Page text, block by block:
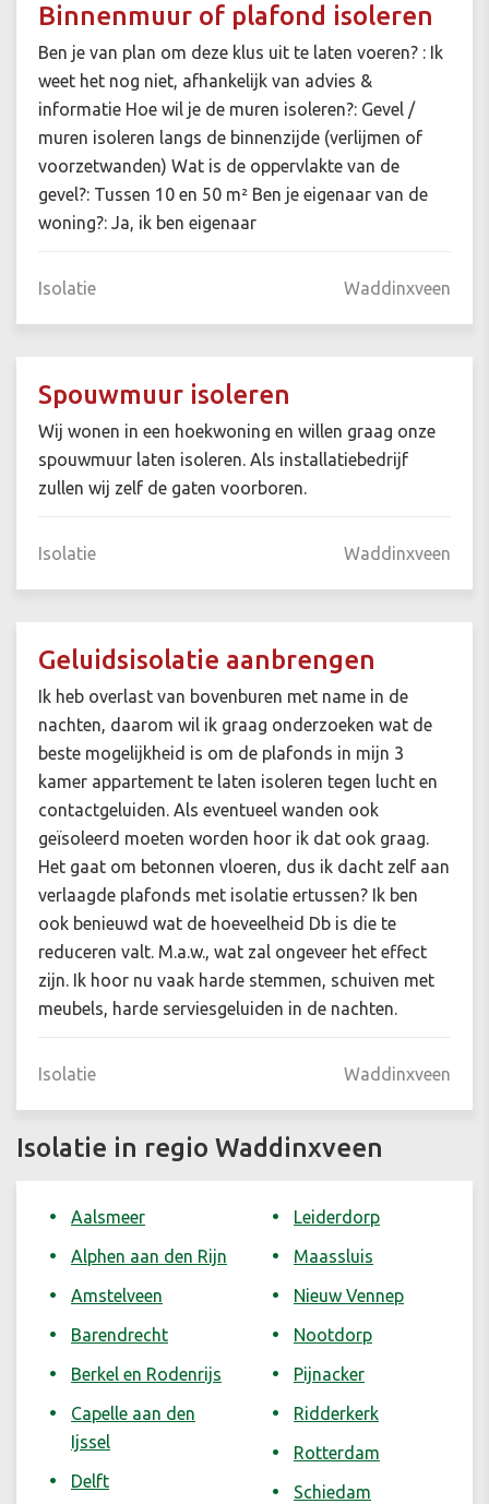
Binnenmuur of plafond isoleren
Ben je van plan om deze klus uit te laten voeren? : Ik
weet het nog niet, afhankelijk van advies &
informatie Hoe wil je de muren isoleren?: Gevel /
muren isoleren langs de binnenzijde (verlijmen of
voorzetwanden) Wat is de oppervlakte van de
gevel?: Tussen 10 en 50 m² Ben je eigenaar van de
woning?: Ja, ik ben eigenaar
Isolatie Waddinxveen
Spouwmuur isoleren
Wij wonen in een hoekwoning en willen graag onze
spouwmuur laten isoleren. Als installatiebedrijf
zullen wij zelf de gaten voorboren.
Isolatie Waddinxveen
Geluidsisolatie aanbrengen
Ik heb overlast van bovenburen met name in de
nachten, daarom wil ik graag onderzoeken wat de
beste mogelijkheid is om de plafonds in mijn 3
kamer appartement te laten isoleren tegen lucht en
contactgeluiden. Als eventueel wanden ook
geïsoleerd moeten worden hoor ik dat ook graag.
Het gaat om betonnen vloeren, dus ik dacht zelf aan
verlaagde plafonds met isolatie ertussen? Ik ben
ook benieuwd wat de hoeveelheid Db is die te
reduceren valt. M.a.w., wat zal ongeveer het effect
zijn. Ik hoor nu vaak harde stemmen, schuiven met
meubels, harde serviesgeluiden in de nachten.
Isolatie Waddinxveen
Isolatie in regio Waddinxveen
Aalsmeer
Alphen aan den Rijn
Amstelveen
Barendrecht
Berkel en Rodenrijs
Capelle aan den
Ijssel
Delft
Leiderdorp
Maassluis
Nieuw Vennep
Nootdorp
Pijnacker
Ridderkerk
Rotterdam
Schiedam